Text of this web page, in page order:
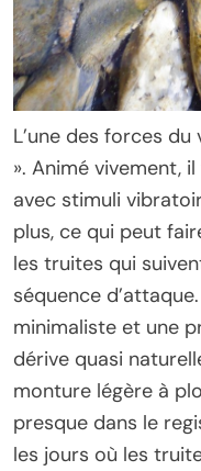
L’une des forces
». Animé vivement,
avec stimuli
plus, ce qui peut
les truites qui
séquence
minimaliste et une
dérive quasi
monture légère à
presque dans le
les jours où les